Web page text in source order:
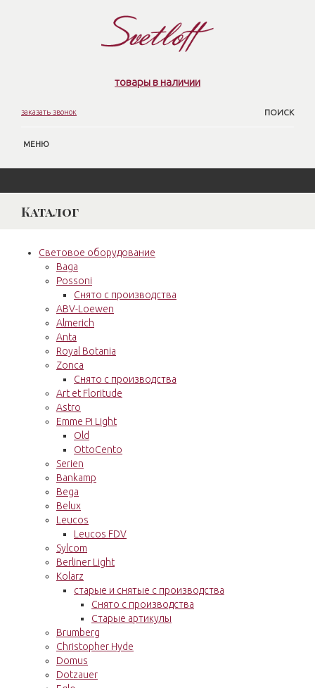
товары в наличии
заказать звонок ПОИСК
МЕНЮ
Каталог
Световое оборудование
Baga
Possoni
Снято с производства
ABV-Loewen
Almerich
Anta
Royal Botania
Zonca
Снято с производства
Art et Floritude
Astro
Emme Pi Light
Old
OttoCento
Serien
Bankamp
Bega
Belux
Leucos
Leucos FDV
Sylcom
Berliner Light
Kolarz
старые и снятые с производства
Снято с производства
Старые артикулы
Brumberg
Christopher Hyde
Domus
Dotzauer